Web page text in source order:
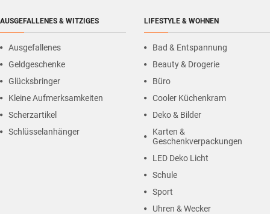
AUSGEFALLENES & WITZIGES
Ausgefallenes
Geldgeschenke
Glücksbringer
Kleine Aufmerksamkeiten
Scherzartikel
Schlüsselanhänger
LIFESTYLE & WOHNEN
Bad & Entspannung
Beauty & Drogerie
Büro
Cooler Küchenkram
Deko & Bilder
Karten &
Geschenkverpackungen
LED Deko Licht
Schule
Sport
Uhren & Wecker